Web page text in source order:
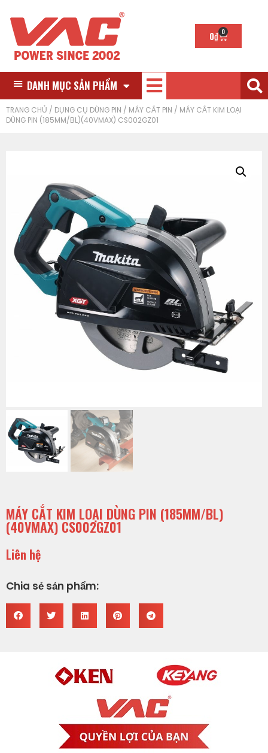
0₫ 0
DANH MỤC SẢN PHẨM
TRANG CHỦ / DỤNG CỤ DÙNG PIN / MÁY CẮT PIN / MÁY CẮT KIM LOẠI
DÙNG PIN (185MM/BL)(40VMAX) CS002GZ01
MÁY CẮT KIM LOẠI DÙNG PIN (185MM/BL)
(40VMAX) CS002GZ01
Liên hệ
Chia sẻ sản phẩm: